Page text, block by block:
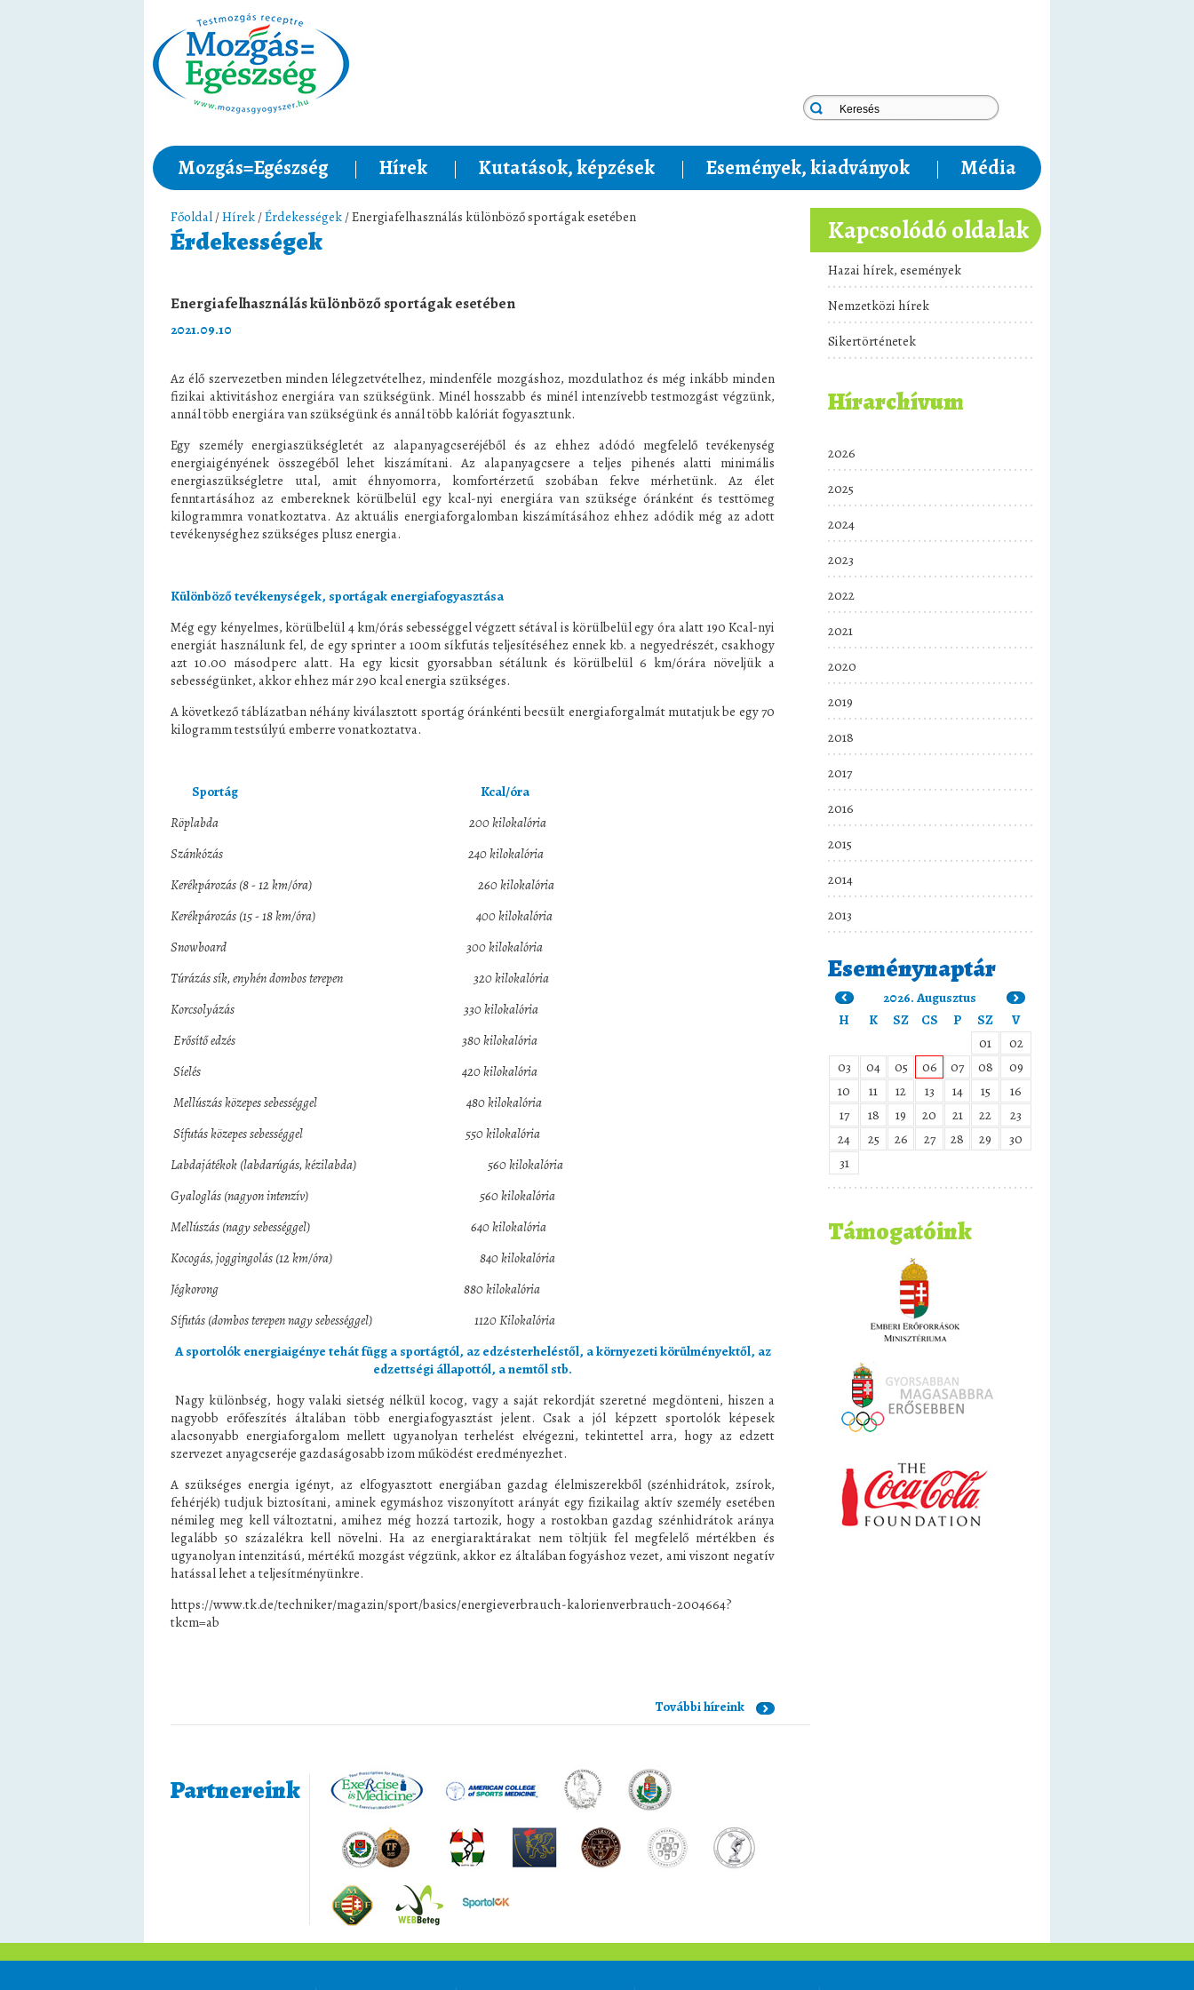
Mozgás=Egészség Hírek Kutatások, képzések Események, kiadványok Média
Főoldal /Hírek /Érdekességek / Energiafelhasználás különböző sportágak esetében
Érdekességek
Energiafelhasználás különböző sportágak esetében
2021.09.10
Az élő szervezetben minden lélegzetvételhez, mindenféle mozgáshoz, mozdulathoz és még inkább minden
fizikai aktivitáshoz energiára van szükségünk. Minél hosszabb és minél intenzívebb testmozgást végzünk,
annál több energiára van szükségünk és annál több kalóriát fogyasztunk.
Egy személy energiaszükségletét az alapanyagcseréjéből és az ehhez adódó megfelelő tevékenység
energiaigényének összegéből lehet kiszámítani. Az alapanyagcsere a teljes pihenés alatti minimális
energiaszükségletre utal, amit éhnyomorra, komfortérzetű szobában fekve mérhetünk. Az élet
fenntartásához az embereknek körülbelül egy kcal-nyi energiára van szüksége óránként és testtömeg
kilogrammra vonatkoztatva. Az aktuális energiaforgalomban kiszámításához ehhez adódik még az adott
tevékenységhez szükséges plusz energia.
Különböző tevékenységek, sportágak energiafogyasztása
Még egy kényelmes, körülbelül 4 km/órás sebességgel végzett sétával is körülbelül egy óra alatt 190 Kcal-nyi
energiát használunk fel, de egy sprinter a 100m síkfutás teljesítéséhez ennek kb. a negyedrészét, csakhogy
azt 10.00 másodperc alatt. Ha egy kicsit gyorsabban sétálunk és körülbelül 6 km/órára növeljük a
sebességünket, akkor ehhez már 290 kcal energia szükséges.
A következő táblázatban néhány kiválasztott sportág óránkénti becsült energiaforgalmát mutatjuk be egy 70
kilogramm testsúlyú emberre vonatkoztatva.
Sportág Kcal/óra
Röplabda 200 kilokalória
Szánkózás 240 kilokalória
Kerékpározás (8 - 12 km/óra) 260 kilokalória
Kerékpározás (15 - 18 km/óra) 400 kilokalória
Snowboard 300 kilokalória
Túrázás sík, enyhén dombos terepen 320 kilokalória
Korcsolyázás 330 kilokalória
Erősítő edzés 380 kilokalória
Síelés 420 kilokalória
Mellúszás közepes sebességgel 480 kilokalória
Sífutás közepes sebességgel 550 kilokalória
Labdajátékok (labdarúgás, kézilabda) 560 kilokalória
Gyaloglás (nagyon intenzív) 560 kilokalória
Mellúszás (nagy sebességgel) 640 kilokalória
Kocogás, joggingolás (12 km/óra) 840 kilokalória
Jégkorong 880 kilokalória
Sífutás (dombos terepen nagy sebességgel) 1120 Kilokalória
A sportolók energiaigénye tehát függ a sportágtól, az edzésterheléstől, a környezeti körülményektől, az
edzettségi állapottól, a nemtől stb.
Nagy különbség, hogy valaki sietség nélkül kocog, vagy a saját rekordját szeretné megdönteni, hiszen a
nagyobb erőfeszítés általában több energiafogyasztást jelent. Csak a jól képzett sportolók képesek
alacsonyabb energiaforgalom mellett ugyanolyan terhelést elvégezni, tekintettel arra, hogy az edzett
szervezet anyagcseréje gazdaságosabb izom működést eredményezhet.
A szükséges energia igényt, az elfogyasztott energiában gazdag élelmiszerekből (szénhidrátok, zsírok,
fehérjék) tudjuk biztosítani, aminek egymáshoz viszonyított arányát egy fizikailag aktív személy esetében
némileg meg kell változtatni, amihez még hozzá tartozik, hogy a rostokban gazdag szénhidrátok aránya
legalább 50 százalékra kell növelni. Ha az energiaraktárakat nem töltjük fel megfelelő mértékben és
ugyanolyan intenzitású, mértékű mozgást végzünk, akkor ez általában fogyáshoz vezet, ami viszont negatív
hatással lehet a teljesítményünkre.
https://www.tk.de/techniker/magazin/sport/basics/energieverbrauch-kalorienverbrauch-2004664?
tkcm=ab
További híreink
Kapcsolódó oldalak
Hazai hírek, események
Nemzetközi hírek
Sikertörténetek
Hírarchívum
2026
2025
2024
2023
2022
2021
2020
2019
2018
2017
2016
2015
2014
2013
Eseménynaptár
2026. Augusztus
H
K SZ CS P SZ
V
01
02
03
04 05 06 07 08
09
10
11 12 13 14 15
16
17
18 19 20 21 22
23
24
25 26 27 28 29
30
31
Támogatóink
Partnereink